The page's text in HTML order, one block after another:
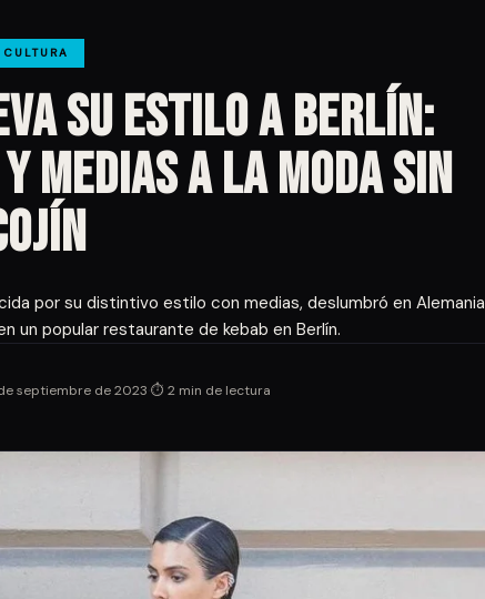
CULTURA
su estilo a Berlín:
medias a la moda sin
por su distintivo estilo con medias, deslumbró en Alemania
un popular restaurante de kebab en Berlín.
septiembre de 2023 ⏱ 2 min de lectura